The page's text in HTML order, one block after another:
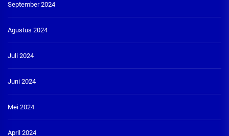
September 2024
Agustus 2024
Juli 2024
Juni 2024
Mei 2024
April 2024